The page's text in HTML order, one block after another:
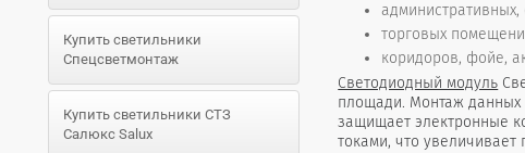
Купить светильники
Спецсветмонтаж
Купить светильники СТЗ
Салюкс Salux
торговых
коридоров, фойе,
Светодиодный модуль
площади. Монтаж данных
защищает электронные
токами, что увеличивает